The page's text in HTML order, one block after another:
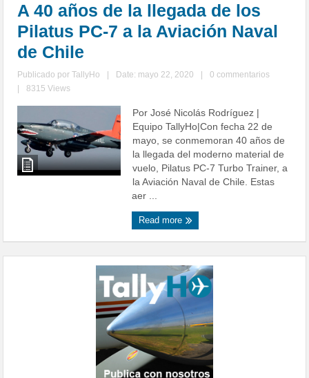
A 40 años de la llegada de los
Pilatus PC-7 a la Aviación Naval
de Chile
Publicado porTallyHo Date: mayo 22, 2020
0 commentarios
8315 Views
Por José Nicolás Rodríguez |
Equipo TallyHo|Con fecha 22 de
mayo, se conmemoran 40 años de
la llegada del moderno material de
vuelo, Pilatus PC-7 Turbo Trainer, a
la Aviación Naval de Chile. Estas
aer ...
Read more